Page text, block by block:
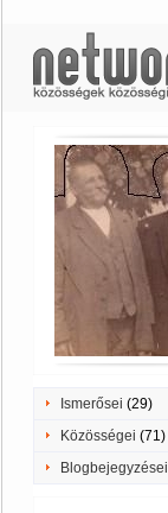
Ismerősei (29)
Közösségei (71)
Blogbejegyzései